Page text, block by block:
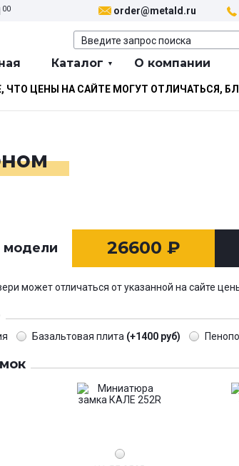
00 order@metald.ru
Каталог О компании
ЦЕНЫ НА САЙТЕ МОГУТ ОТЛИЧАТЬСЯ,
модели 26600 ₽
может отличаться от указанной на сайте
Базальтовая плита (+1400 руб)